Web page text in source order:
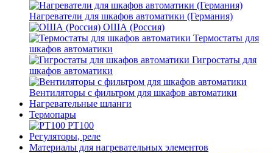
Нагреватели для шкафов автоматики (Германия)
ОША (Россия)
Термостаты для
шкафов автоматики
Гигростаты для
шкафов автоматики
Вентиляторы с фильтром для шкафов автоматики
Нагревательные шланги
Термопары
PT100
Регуляторы, реле
Материалы для нагревательных элементов